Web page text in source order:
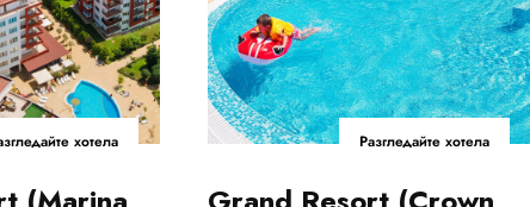
хотела Разгледайте хотела